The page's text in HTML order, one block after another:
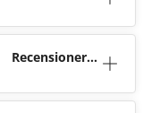
Recensioner